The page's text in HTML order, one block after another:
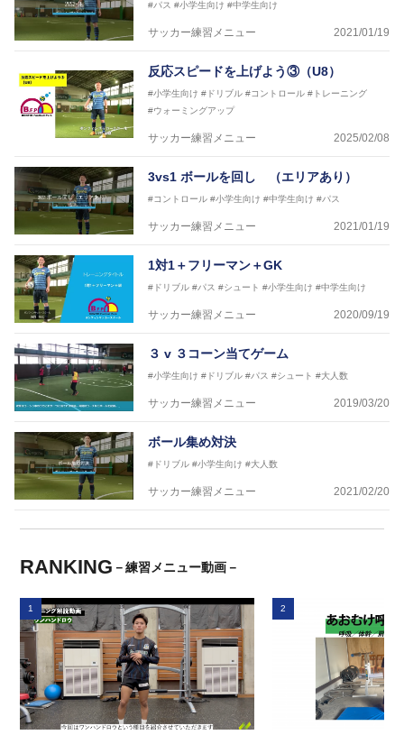
#パス #小学生向け #中学生向け
サッカー練習メニュー 2021/01/19
反応スピードを上げよう③（U8）
#小学生向け #ドリブル #コントロール #トレーニング
#ウォーミングアップ
サッカー練習メニュー 2025/02/08
3vs1 ボールを回し （エリアあり）
#コントロール #小学生向け #中学生向け #パス
サッカー練習メニュー 2021/01/19
1対1＋フリーマン＋GK
#ドリブル #パス #シュート #小学生向け #中学生向け
サッカー練習メニュー 2020/09/19
３ v ３コーン当てゲーム
#小学生向け #ドリブル #パス #シュート #大人数
サッカー練習メニュー 2019/03/20
ボール集め対決
#ドリブル #小学生向け #大人数
サッカー練習メニュー 2021/02/20
RANKING －練習メニュー動画－
1 2